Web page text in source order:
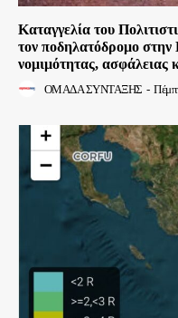
Καταγγελία του
τον ποδηλατόδρομο στην
νομιμότητας, ασφάλειας
ΟΜΑΔΑ ΣΥΝΤΑΞΗΣ -